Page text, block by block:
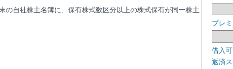
の自社株主名簿に、保有株式数区分以上の株式保有が同一株主
プレ
借入
返済